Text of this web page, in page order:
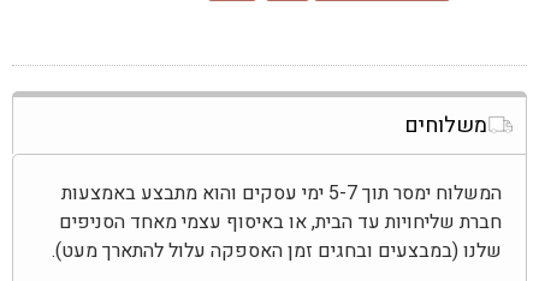
משלוחים
המשלוח ימסר תוך 5-7 ימי עסקים והוא מתבצע באמצעות
חברת שליחויות עד הבית, או באיסוף עצמי מאחד הסניפים
שלנו (במבצעים ובחגים זמן האספקה עלול להתארך מעט).